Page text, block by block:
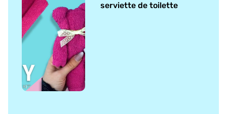
serviette de toilette